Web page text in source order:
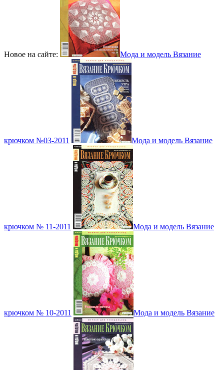
Новое на сайте: Мода и модель Вязание
крючком №03-2011 Мода и модель Вязание
крючком № 11-2011 Мода и модель Вязание
крючком № 10-2011 Мода и модель Вязание